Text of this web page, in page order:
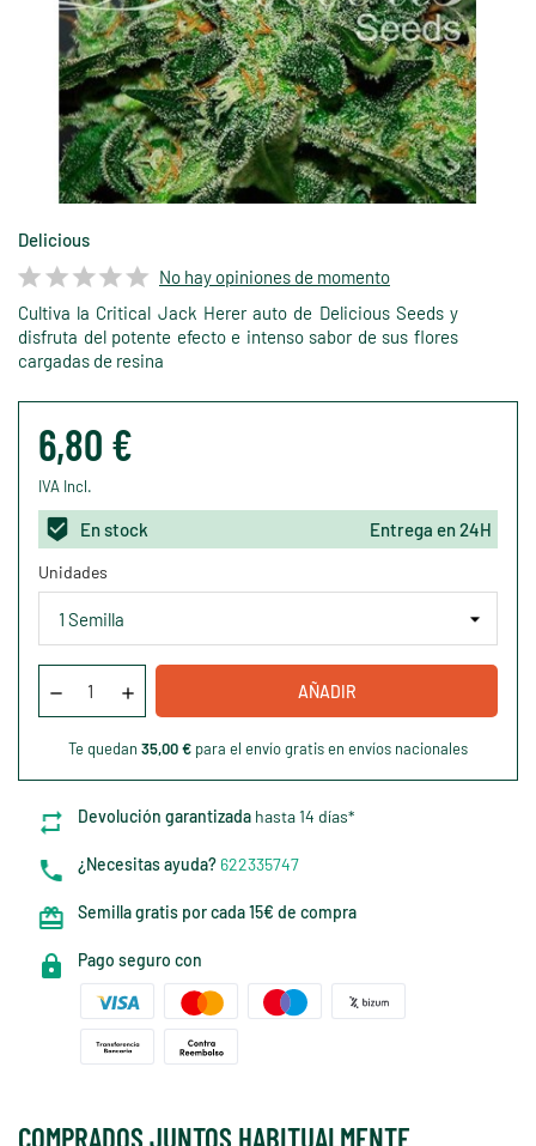
Delicious
No hay opiniones de momento
Cultiva la Critical Jack Herer auto de Delicious Seeds y
disfruta del potente efecto e intenso sabor de sus flores
cargadas de resina
6,80 €
IVA Incl.
En stock Entrega en 24H
Unidades
AÑADIR
Te quedan 35,00 € para el envío gratis en envíos nacionales
Devolución garantizada hasta 14 días*
¿Necesitas ayuda?622335747
Semilla gratis por cada 15€ de compra
Pago seguro con
COMPRADOS JUNTOS HABITUALMENTE